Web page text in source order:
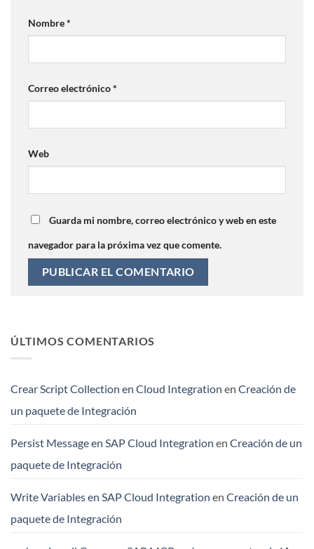
Nombre*
Correo electrónico*
Web
Guarda mi nombre, correo electrónico y web en este
navegador para la próxima vez que comente.
ÚLTIMOS COMENTARIOS
Crear Script Collection en Cloud Integration en Creación de
un paquete de Integración
Persist Message en SAP Cloud Integration en Creación de un
paquete de Integración
Write Variables en SAP Cloud Integration en Creación de un
paquete de Integración